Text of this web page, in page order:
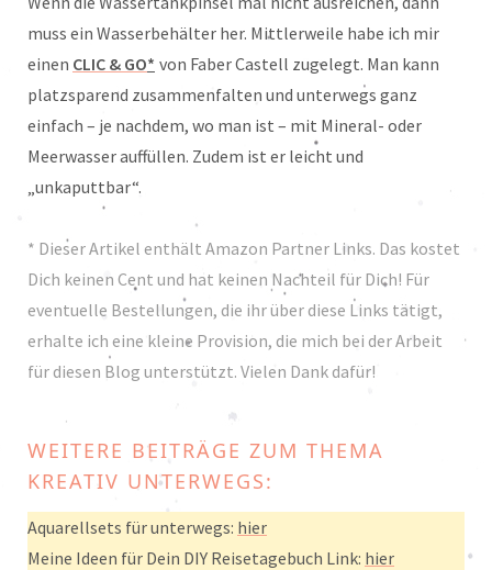
muss ein Wasserbehälter her. Mittlerweile habe ich mir
einen CLIC & GO* von Faber Castell zugelegt. Man kann
platzsparend zusammenfalten und unterwegs ganz
einfach – je nachdem, wo man ist – mit Mineral- oder
Meerwasser auffüllen. Zudem ist er leicht und
„unkaputtbar“.
* Dieser Artikel enthält Amazon Partner Links. Das kostet
Dich keinen Cent und hat keinen Nachteil für Dich! Für
eventuelle Bestellungen, die ihr über diese Links tätigt,
erhalte ich eine kleine Provision, die mich bei der Arbeit
für diesen Blog unterstützt. Vielen Dank dafür!
WEITERE BEITRÄGE ZUM THEMA
KREATIV UNTERWEGS:
Aquarellsets für unterwegs: hier
Meine Ideen für Dein DIY Reisetagebuch Link: hier